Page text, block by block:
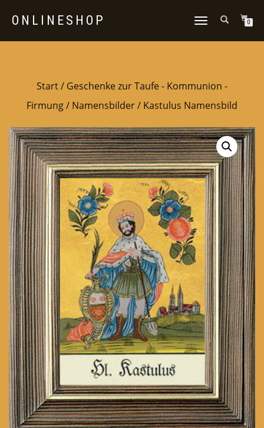
ONLINESHOP
NAVIGATION
0
Start/ Geschenke zur Taufe - Kommunion -
Firmung/ Namensbilder/ Kastulus Namensbild